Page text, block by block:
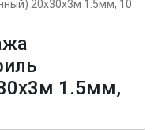
20х30х3м 1.5мм, 10
1.5мм,